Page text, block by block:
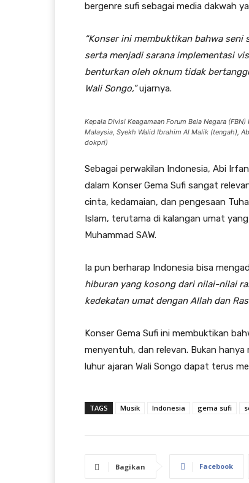
bergenre sufi sebagai media dakwah
“Konser ini membuktikan bahwa
serta menjadi sarana implementasi
benturkan oleh oknum tidak
Wali Songo,”ujarnya.
Kepala Divisi Keagamaan Forum Bela Negara
Malaysia, Syekh Walid Ibrahim Al Malik (tengah),
dokpri)
Sebagai perwakilan Indonesia, Abi
dalam Konser Gema Sufi sangat
cinta, kedamaian, dan pengesaan
Islam, terutama di kalangan umat
Muhammad SAW.
Ia pun berharap Indonesia bisa
hiburan yang kosong dari nilai-nilai
kedekatan umat dengan Allah dan
Konser Gema Sufi ini membuktikan
menyentuh, dan relevan. Bukan
luhur ajaran Wali Songo dapat terus
TAGS Musik Indonesia gema sufi
Bagikan Facebook